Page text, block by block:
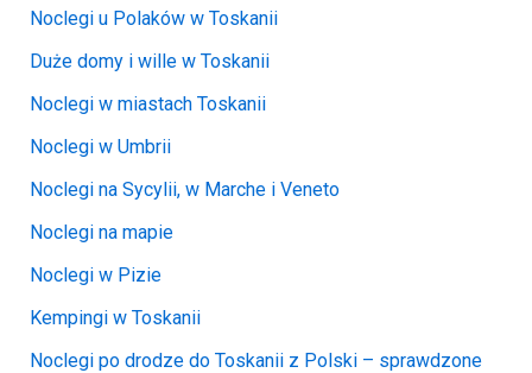
Noclegi u Polaków w Toskanii
Duże domy i wille w Toskanii
Noclegi w miastach Toskanii
Noclegi w Umbrii
Noclegi na Sycylii, w Marche i Veneto
Noclegi na mapie
Noclegi w Pizie
Kempingi w Toskanii
Noclegi po drodze do Toskanii z Polski – sprawdzone